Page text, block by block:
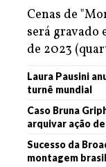
Cenas de
será gravado
de 2023
Laura Pausini
turnê mundial
Caso Bruna
arquivar ação
Sucesso da
montagem